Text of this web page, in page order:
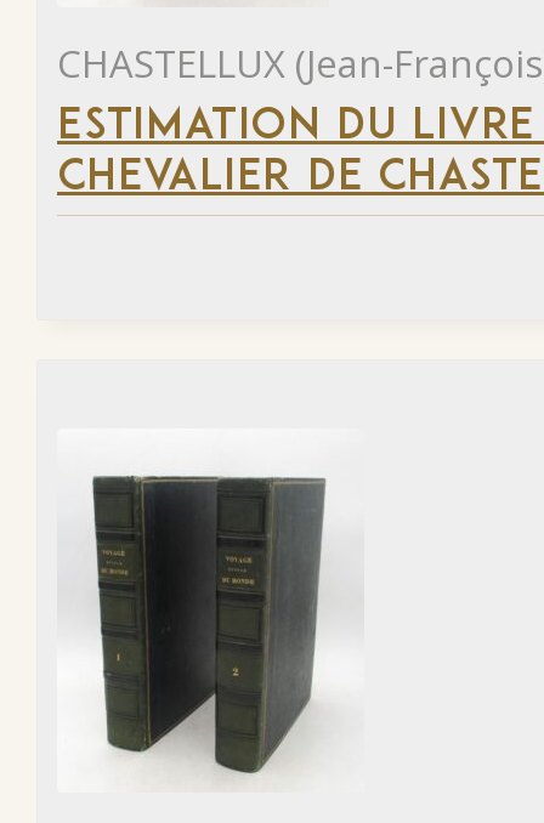
CHASTELLUX (Jean-
ESTIMATION DU
CHEVALIER DE